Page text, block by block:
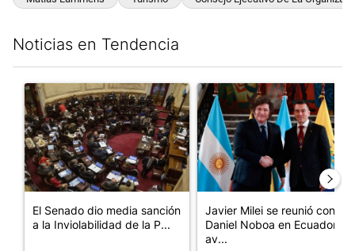
Noticias en Tendencia
Un artículo de tendencia con el título "El Senado dio media
El Senado dio media sanción
a la Inviolabilidad de la P...
Un artículo de tendencia con
Javier Milei se reunió con
Daniel Noboa en Ecuador y
av...